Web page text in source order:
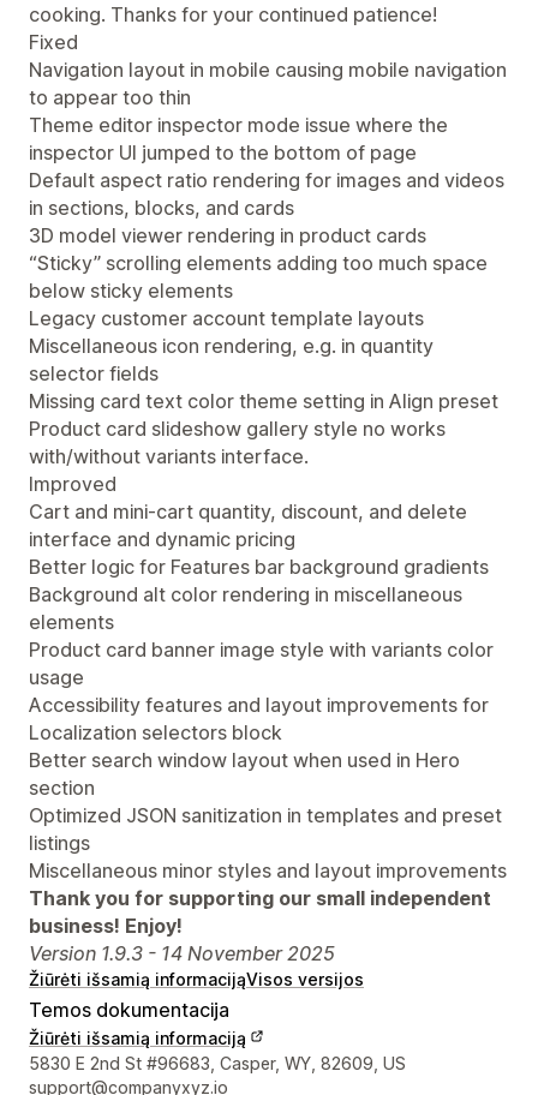
cooking. Thanks for your continued patience!
Fixed
Navigation layout in mobile causing mobile navigation
to appear too thin
Theme editor inspector mode issue where the
inspector UI jumped to the bottom of page
Default aspect ratio rendering for images and videos
in sections, blocks, and cards
3D model viewer rendering in product cards
“Sticky” scrolling elements adding too much space
below sticky elements
Legacy customer account template layouts
Miscellaneous icon rendering, e.g. in quantity
selector fields
Missing card text color theme setting in Align preset
Product card slideshow gallery style no works
with/without variants interface.
Improved
Cart and mini-cart quantity, discount, and delete
interface and dynamic pricing
Better logic for Features bar background gradients
Background alt color rendering in miscellaneous
elements
Product card banner image style with variants color
usage
Accessibility features and layout improvements for
Localization selectors block
Better search window layout when used in Hero
section
Optimized JSON sanitization in templates and preset
listings
Miscellaneous minor styles and layout improvements
Thank you for supporting our small independent
business! Enjoy!
Version 1.9.3 - 14 November 2025
Žiūrėti išsamią informacijąVisos versijos
Temos dokumentacija
Žiūrėti išsamią informaciją
Kūrėjo kontaktiniai duomenys
5830 E 2nd St #96683, Casper, WY, 82609, US
support@companyxyz.io